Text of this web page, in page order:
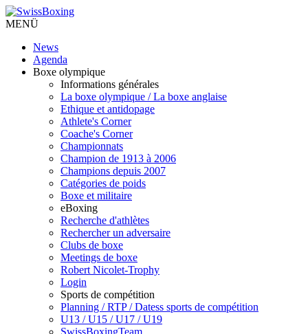
MENÜ
News
Agenda
Boxe olympique
Informations générales
La boxe olympique / La boxe anglaise
Ethique et antidopage
Athlete's Corner
Coache's Corner
Championnats
Champion de 1913 à 2006
Champions depuis 2007
Catégories de poids
Boxe et militaire
eBoxing
Recherche d'athlètes
Rechercher un adversaire
Clubs de boxe
Meetings de boxe
Robert Nicolet-Trophy
Login
Sports de compétition
Planning / RTP / Datess sports de compétition
U13 / U15 / U17 / U19
SwissBoxingTeam